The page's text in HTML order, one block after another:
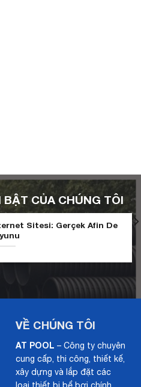
CỦA CHÚNG TÔI
Sitesi: Gerçek Afin De
VỀ CHÚNG TÔI
AT POOL – Công ty chuyên
cung cấp, thi công, thiết kế,
xây dựng và lắp đặt các
loại thiết bị bể bơi chính